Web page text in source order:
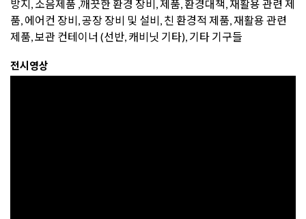
방지, 소음제품 ,깨끗한 환경 장비, 제품, 환경대책, 재활용 관련 제
품, 에어컨 장비, 공장 장비 및 설비, 친 환경적 제품, 재활용 관련
제품, 보관 컨테이너 (선반, 캐비닛 기타), 기타 기구들
전시영상